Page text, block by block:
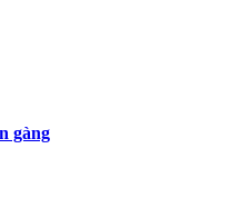
gàng